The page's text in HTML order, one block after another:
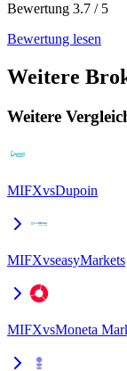
Bewertung 3.7 / 5
Bewertung lesen
Weitere
Weitere
MIFXvsDupoin
MIFXvseasyMarkets
MIFXvsMoneta